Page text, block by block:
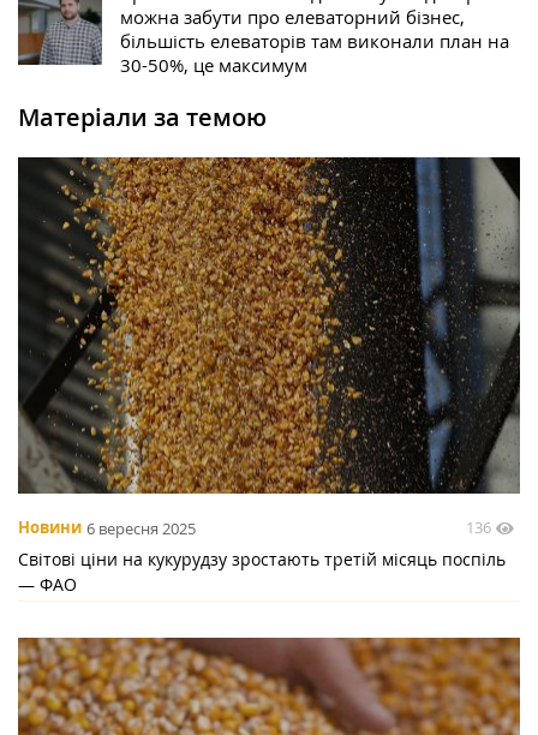
можна забути про елеваторний бізнес,
більшість елеваторів там виконали план на
30-50%, це максимум
Матеріали за темою
Новини 6 вересня 2025 136
Світові ціни на кукурудзу зростають третій місяць поспіль
— ФАО